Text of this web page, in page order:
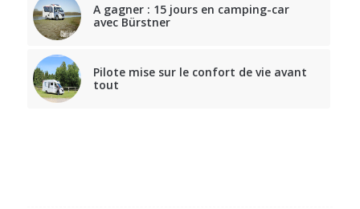
A gagner : 15 jours en camping-car
avec Bürstner
Pilote mise sur le confort de vie avant
tout